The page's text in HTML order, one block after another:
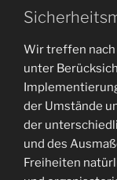
Wir treffen nach
unter
der Umstände
der
und des
Freiheiten